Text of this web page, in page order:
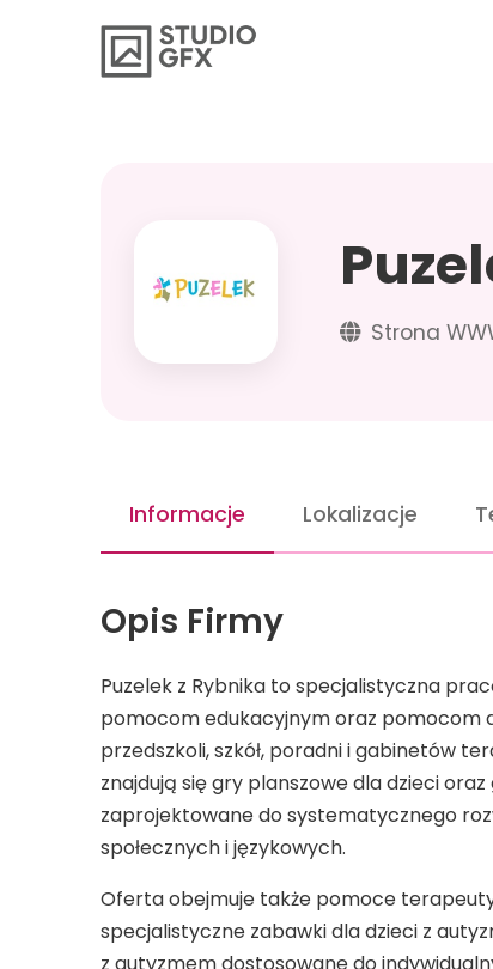
Strona
Informacje Lokalizacje
Opis Firmy
Puzelek z Rybnika to specjalistyczna
pomocom edukacyjnym oraz
przedszkoli, szkół, poradni i gabinetów
znajdują się gry planszowe dla dzieci
zaprojektowane do systematycznego
społecznych i językowych.
Oferta obejmuje także pomoce
specjalistyczne zabawki dla dzieci z